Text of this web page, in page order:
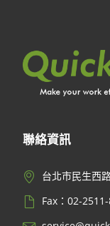
聯絡資訊
台北市民生西
Fax：02-